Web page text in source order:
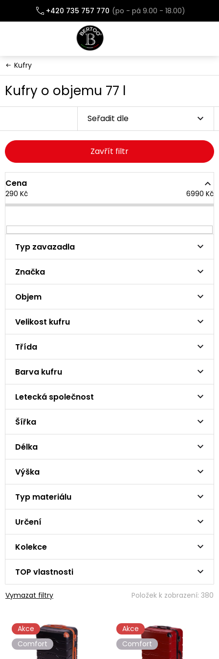
obsah
+420 735 757 770
Kufry
Kufry o objemu 77 l
Seřadit dle
Zavřít filtr
Cena
290 Kč 6990 Kč
Typ zavazadla
Značka
Objem
Velikost kufru
Třída
Barva kufru
Letecká společnost
Šířka
Délka
Výška
Typ materiálu
Určení
Kolekce
TOP vlastnosti
Vymazat filtry Položek k zobrazení: 380
Akce
Comfort
Akce
Comfort